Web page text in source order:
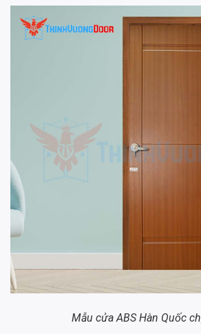
Mẫu cửa ABS Hàn Quốc